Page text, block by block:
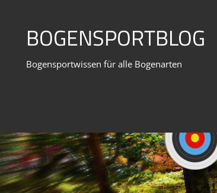
springenBOGENSPORTBLOG
Bogensportwissen für alle Bogenarten